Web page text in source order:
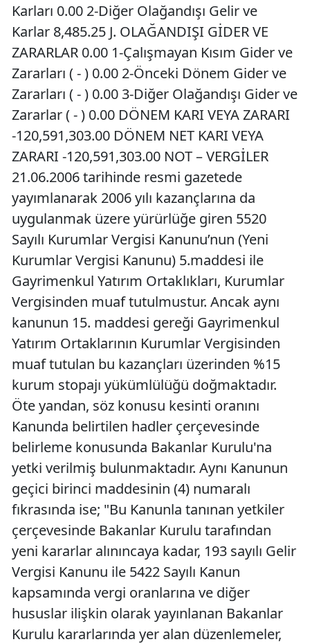
Karları 0.00 2-Diğer Olağandışı Gelir ve
Karlar 8,485.25 J. OLAĞANDIŞI GİDER VE
ZARARLAR 0.00 1-Çalışmayan Kısım Gider ve
Zararları ( - ) 0.00 2-Önceki Dönem Gider ve
Zararları ( - ) 0.00 3-Diğer Olağandışı Gider ve
Zararlar ( - ) 0.00 DÖNEM KARI VEYA ZARARI
-120,591,303.00 DÖNEM NET KARI VEYA
ZARARI -120,591,303.00 NOT – VERGİLER
21.06.2006 tarihinde resmi gazetede
yayımlanarak 2006 yılı kazançlarına da
uygulanmak üzere yürürlüğe giren 5520
Sayılı Kurumlar Vergisi Kanunu’nun (Yeni
Kurumlar Vergisi Kanunu) 5.maddesi ile
Gayrimenkul Yatırım Ortaklıkları, Kurumlar
Vergisinden muaf tutulmustur. Ancak aynı
kanunun 15. maddesi gereği Gayrimenkul
Yatırım Ortaklarının Kurumlar Vergisinden
muaf tutulan bu kazançları üzerinden %15
kurum stopajı yükümlülüğü doğmaktadır.
Öte yandan, söz konusu kesinti oranını
Kanunda belirtilen hadler çerçevesinde
belirleme konusunda Bakanlar Kurulu'na
yetki verilmiş bulunmaktadır. Aynı Kanunun
geçici birinci maddesinin (4) numaralı
fıkrasında ise; "Bu Kanunla tanınan yetkiler
çerçevesinde Bakanlar Kurulu tarafından
yeni kararlar alınıncaya kadar, 193 sayılı Gelir
Vergisi Kanunu ile 5422 Sayılı Kanun
kapsamında vergi oranlarına ve diğer
hususlar ilişkin olarak yayınlanan Bakanlar
Kurulu kararlarında yer alan düzenlemeler,